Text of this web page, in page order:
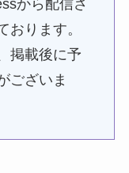
から配信さ
おります。
掲載後に予
ございま